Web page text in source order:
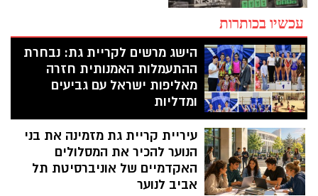
עכשיו בכותרות
הישג מרשים לקריית גת: נבחרת
ההתעמלות האמנותית חזרה
מאליפות ישראל עם גביעים
ומדליות
20 מתעמלות מנבחרת רשת המתנ”סים
העירונית ייצגו את קריית גת באליפות ישראל
באשדוד, זכו בגביעי זהב, ארד ועשרות
מדליות נוספות. שתי מתעמלות אף העפילו
לדרגה התחרותית באליפות ישראל בירושלים
עיריית קריית גת מזמינה את בני
הנוער להכיר את המסלולים
האקדמיים של אוניברסיטת תל
אביב לנוער